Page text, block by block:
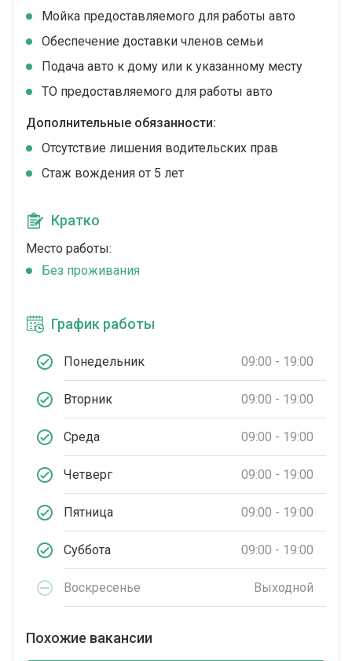
Мойка предоставляемого для работы авто
Обеспечение доставки членов семьи
Подача авто к дому или к указанному месту
ТО предоставляемого для работы авто
Дополнительные обязанности:
Отсутствие лишения водительских прав
Стаж вождения от 5 лет
Кратко
Место работы:
Без проживания
График работы
Понедельник 09:00 - 19:00
Вторник 09:00 - 19:00
Среда 09:00 - 19:00
Четверг 09:00 - 19:00
Пятница 09:00 - 19:00
Суббота 09:00 - 19:00
Воскресенье Выходной
Похожие вакансии